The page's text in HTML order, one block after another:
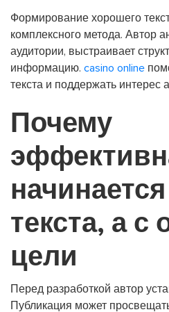
Формирование хорошего
комплексного метода. Автор
аудитории, выстраивает
информацию. casino online
текста и поддержать интерес
Почему
текста, а с
цели
Перед разработкой автор
Публикация может